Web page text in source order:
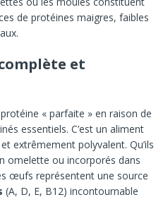
de protéines maigres, faibles
et
« parfaite » en raison de
essentiels. C’est un aliment
extrêmement polyvalent. Qu’ils
omelette ou incorporés dans
œufs représentent une source
(A, D, E, B12) incontournable